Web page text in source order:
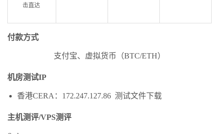
击直达
付款方式
支付宝、虚拟货币（BTC/ETH）
机房测试IP
香港CERA：172.247.127.86 测试文件下载
主机测评/VPS测评